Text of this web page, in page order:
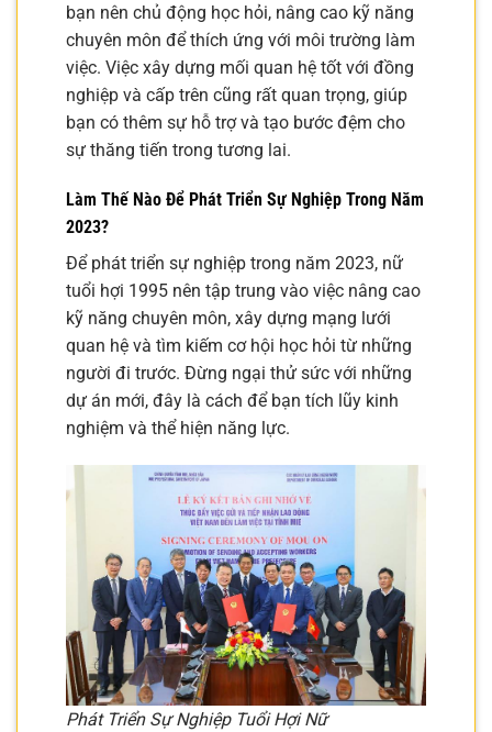
bạn nên chủ động học hỏi, nâng cao kỹ năng
chuyên môn để thích ứng với môi trường làm
việc. Việc xây dựng mối quan hệ tốt với đồng
nghiệp và cấp trên cũng rất quan trọng, giúp
bạn có thêm sự hỗ trợ và tạo bước đệm cho
sự thăng tiến trong tương lai.
Làm Thế Nào Để Phát Triển Sự Nghiệp Trong Năm
2023?
Để phát triển sự nghiệp trong năm 2023, nữ
tuổi hợi 1995 nên tập trung vào việc nâng cao
kỹ năng chuyên môn, xây dựng mạng lưới
quan hệ và tìm kiếm cơ hội học hỏi từ những
người đi trước. Đừng ngại thử sức với những
dự án mới, đây là cách để bạn tích lũy kinh
nghiệm và thể hiện năng lực.
Phát Triển Sự Nghiệp Tuổi Hợi Nữ